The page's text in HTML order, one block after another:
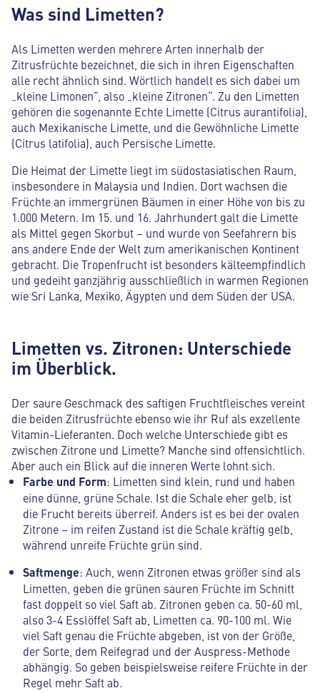
Was sind Limetten?
Als Limetten werden mehrere Arten innerhalb der
Zitrusfrüchte bezeichnet, die sich in ihren Eigenschaften
alle recht ähnlich sind. Wörtlich handelt es sich dabei um
„kleine Limonen“, also „kleine Zitronen“. Zu den Limetten
gehören die sogenannte Echte Limette (Citrus aurantifolia),
auch Mexikanische Limette, und die Gewöhnliche Limette
(Citrus latifolia), auch Persische Limette.
Die Heimat der Limette liegt im südostasiatischen Raum,
insbesondere in Malaysia und Indien. Dort wachsen die
Früchte an immergrünen Bäumen in einer Höhe von bis zu
1.000 Metern. Im 15. und 16. Jahrhundert galt die Limette
als Mittel gegen Skorbut – und wurde von Seefahrern bis
ans andere Ende der Welt zum amerikanischen Kontinent
gebracht. Die Tropenfrucht ist besonders kälteempfindlich
und gedeiht ganzjährig ausschließlich in warmen Regionen
wie Sri Lanka, Mexiko, Ägypten und dem Süden der USA.
Limetten vs. Zitronen: Unterschiede
im Überblick.
Der saure Geschmack des saftigen Fruchtfleisches vereint
die beiden Zitrusfrüchte ebenso wie ihr Ruf als exzellente
Vitamin-Lieferanten. Doch welche Unterschiede gibt es
zwischen Zitrone und Limette? Manche sind offensichtlich.
Aber auch ein Blick auf die inneren Werte lohnt sich.
Farbe und Form: Limetten sind klein, rund und haben
eine dünne, grüne Schale. Ist die Schale eher gelb, ist
die Frucht bereits überreif. Anders ist es bei der ovalen
Zitrone – im reifen Zustand ist die Schale kräftig gelb,
während unreife Früchte grün sind.
Saftmenge: Auch, wenn Zitronen etwas größer sind als
Limetten, geben die grünen sauren Früchte im Schnitt
fast doppelt so viel Saft ab. Zitronen geben ca. 50-60 ml,
also 3-4 Esslöffel Saft ab, Limetten ca. 90-100 ml. Wie
viel Saft genau die Früchte abgeben, ist von der Größe,
der Sorte, dem Reifegrad und der Auspress-Methode
abhängig. So geben beispielsweise reifere Früchte in der
Regel mehr Saft ab.